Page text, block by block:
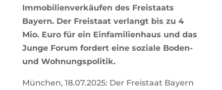
Immobilienverkäufen des Freistaats
Bayern. Der Freistaat verlangt bis zu 4
Mio. Euro für ein Einfamilienhaus und das
Junge Forum fordert eine soziale Boden-
und Wohnungspolitik.
München, 18.07.2025: Der Freistaat Bayern